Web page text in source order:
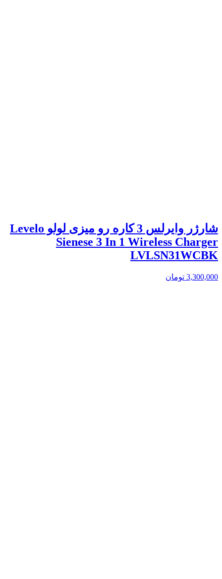
شارژر وایرلس 3 کاره رو میزی لولو Levelo
Sienese 3 In 1 Wireless Charger
LVLSN31WCBK
3,300,000 تومان